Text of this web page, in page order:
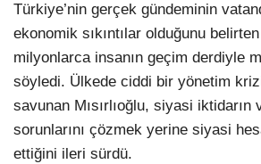
Türkiye’nin gerçek gündeminin
ekonomik sıkıntılar olduğunu belirten
milyonlarca insanın geçim derdiyle
söyledi. Ülkede ciddi bir yönetim krizi
savunan Mısırlıoğlu, siyasi iktidarın
sorunlarını çözmek yerine siyasi
ettiğini ileri sürdü.